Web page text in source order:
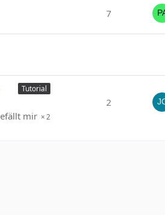
7
Tutorial
2
2